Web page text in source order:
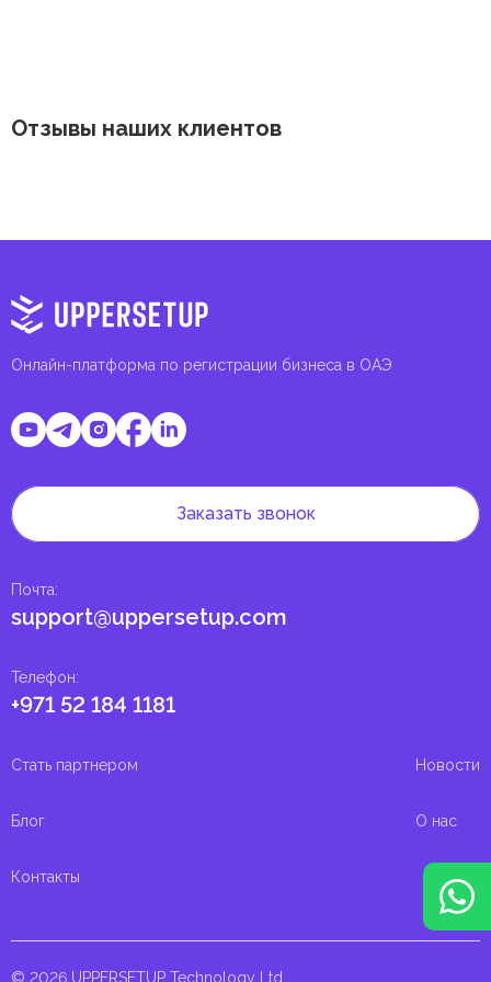
Отзывы наших клиентов
Онлайн-платформа по регистрации бизнеса в ОАЭ
Телефон:
+971 52 184 1181
Почта:
support@uppersetup.com
Заказать звонок
Стать партнером Новости
Блог О нас
Контакты
© 2026 UPPERSETUP Technology Ltd.